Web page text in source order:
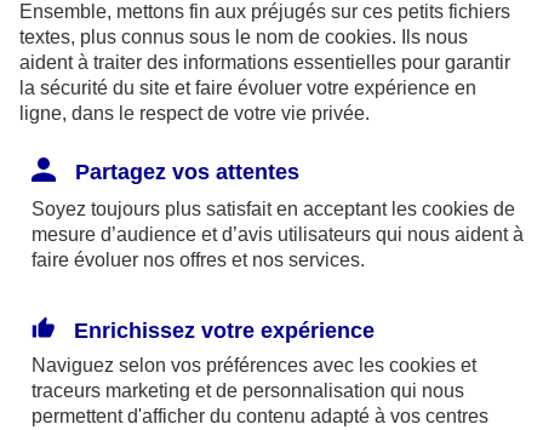
prudentiel et de résolution (ACPR) : - 4
Place de Budapest - CS 92459 - 75436
Paris Cedex 09. Le détail des procédures de
recours et de réclamation et les
disponibles sur le site axa.fr.
AXA France IARD et AXA France Vie sont
mandataires exclusifs en opérations de
246 et n°13 005 764 (consultable
surwww.orias.fr)
Ensemble, mettons fin aux préjugés sur ces petits fichiers
textes, plus connus sous le nom de cookies. Ils nous
aident à traiter des informations essentielles pour garantir
la sécurité du site et faire évoluer votre expérience en
ligne, dans le respect de votre vie privée.
Partagez vos attentes
Soyez toujours plus satisfait en acceptant les cookies de
mesure d’audience et d’avis utilisateurs qui nous aident à
faire évoluer nos offres et nos services.
Enrichissez votre expérience
Naviguez selon vos préférences avec les cookies et
traceurs marketing et de personnalisation qui nous
permettent d'afficher du contenu adapté à vos centres